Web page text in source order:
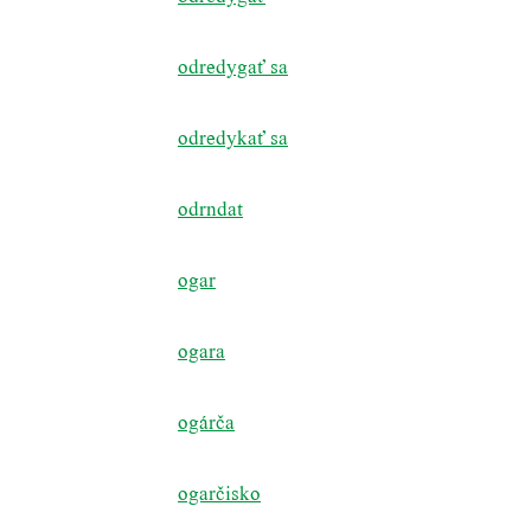
odredygať sa
odredykať sa
odrndat
ogar
ogara
ogárča
ogarčisko